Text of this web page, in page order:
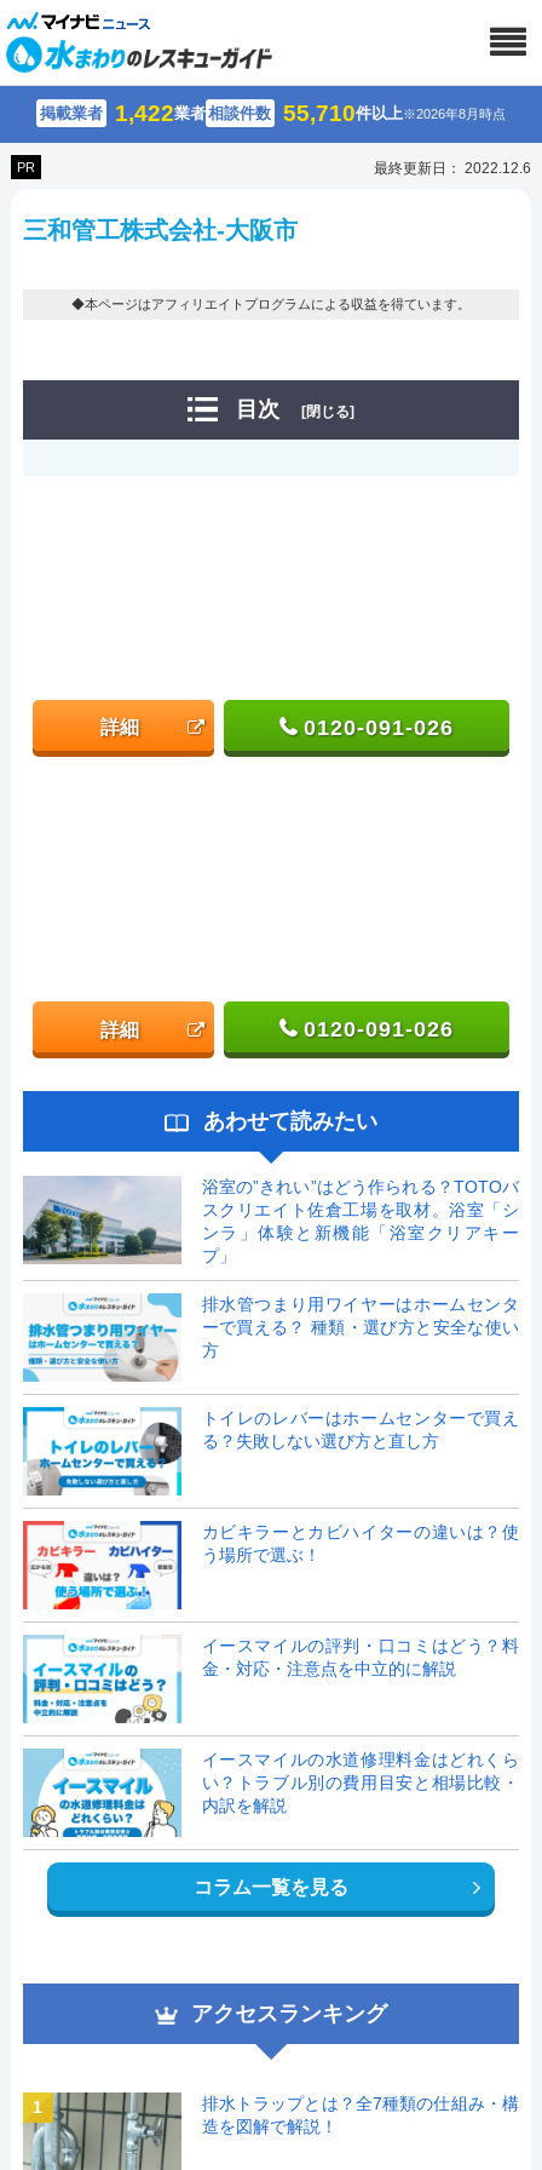
掲載業者 1,422業者相談件数 55,710件以上※2026年8月時点
PR 最終更新日： 2022.12.6
三和管工株式会社-大阪市
◆本ページはアフィリエイトプログラムによる収益を得ています。
目次 [閉じる]
詳細 0120-091-026
詳細 0120-091-026
あわせて読みたい
浴室の”きれい”はどう作られる？TOTOバ
スクリエイト佐倉工場を取材。浴室「シ
ンラ」体験と新機能「浴室クリアキー
プ」
排水管つまり用ワイヤーはホームセンタ
ーで買える？ 種類・選び方と安全な使い
方
トイレのレバーはホームセンターで買え
る？失敗しない選び方と直し方
カビキラーとカビハイターの違いは？使
う場所で選ぶ！
イースマイルの評判・口コミはどう？料
金・対応・注意点を中立的に解説
イースマイルの水道修理料金はどれくら
い？トラブル別の費用目安と相場比較・
内訳を解説
コラム一覧を見る
アクセスランキング
1
排水トラップとは？全7種類の仕組み・構
造を図解で解説！